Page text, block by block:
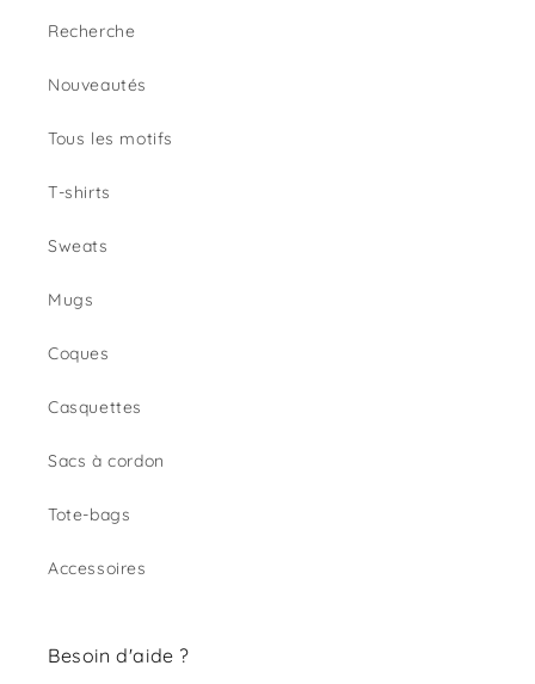
Recherche
Nouveautés
Tous les motifs
T-shirts
Sweats
Mugs
Coques
Casquettes
Sacs à cordon
Tote-bags
Accessoires
Besoin d'aide ?